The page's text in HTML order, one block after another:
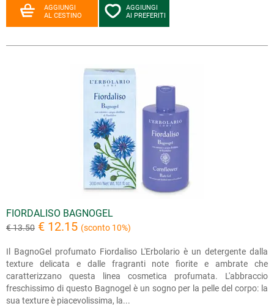
AGGIUNGI
AL CESTINO
AGGIUNGI
AI PREFERITI
FIORDALISO BAGNOGEL
€ 13.50 € 12.15 (sconto 10%)
Il BagnoGel profumato Fiordaliso L'Erbolario è un detergente dalla
texture delicata e dalle fragranti note fiorite e ambrate che
caratterizzano questa linea cosmetica profumata. L'abbraccio
freschissimo di questo Bagnogel è un sogno per la pelle del corpo: la
sua texture è piacevolissima, la...